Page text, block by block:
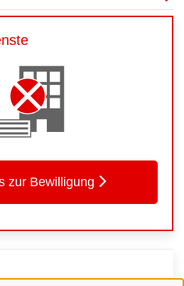
zur Bewilligung